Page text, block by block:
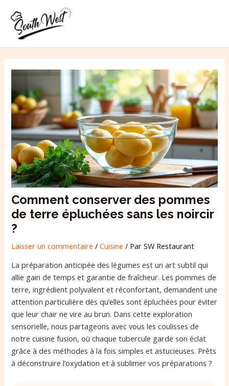
contenu
Comment conserver des pommes
de terre épluchées sans les noircir
?
Laisser un commentaire /Cuisine / ParSW Restaurant
La préparation anticipée des légumes est un art subtil qui
allie gain de temps et garantie de fraîcheur. Les pommes de
terre, ingrédient polyvalent et réconfortant, demandent une
attention particulière dès qu’elles sont épluchées pour éviter
que leur chair ne vire au brun. Dans cette exploration
sensorielle, nous partageons avec vous les coulisses de
notre cuisine fusion, où chaque tubercule garde son éclat
grâce à des méthodes à la fois simples et astucieuses. Prêts
à déconstruire l’oxydation et à sublimer vos préparations ?